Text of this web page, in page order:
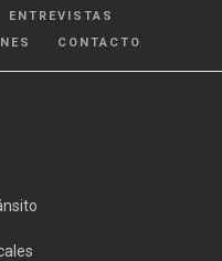
ENTREVISTAS
CONTACTO